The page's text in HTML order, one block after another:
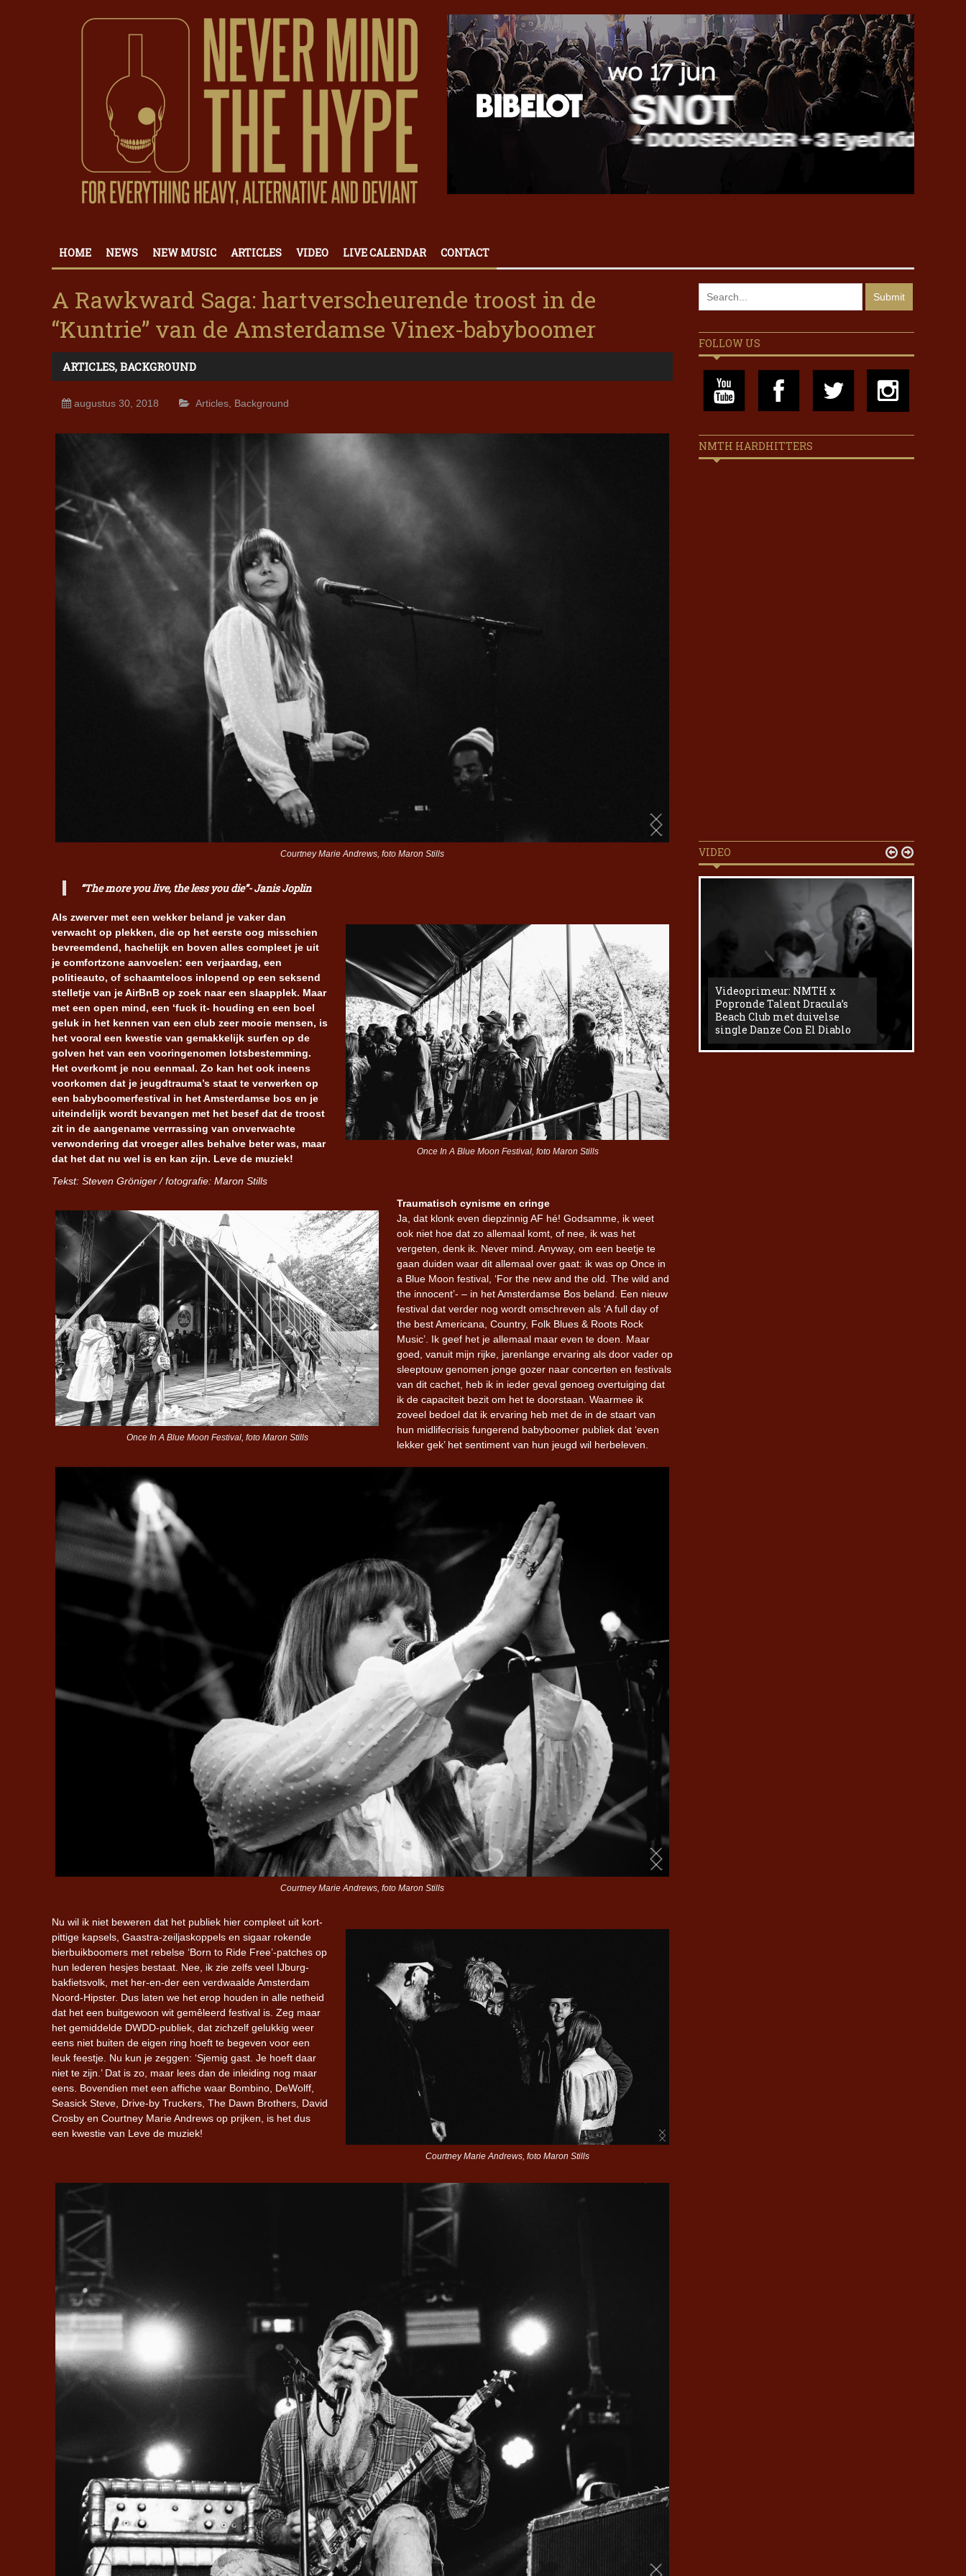
HOME NEWS NEW MUSIC ARTICLES VIDEO LIVE CALENDAR CONTACT
A Rawkward Saga: hartverscheurende troost in de
“Kuntrie” van de Amsterdamse Vinex-babyboomer
ARTICLES, BACKGROUND
augustus 30, 2018 Articles Background
Courtney Marie Andrews, foto Maron Stills
“The more you live, the less you die”- Janis Joplin
Once In A Blue Moon Festival, foto Maron Stills
Als zwerver met een wekker beland je vaker dan
verwacht op plekken, die op het eerste oog misschien
bevreemdend, hachelijk en boven alles compleet je uit
je comfortzone aanvoelen: een verjaardag, een
politieauto, of schaamteloos inlopend op een seksend
stelletje van je AirBnB op zoek naar een slaapplek. Maar
met een open mind, een ‘fuck it- houding en een boel
geluk in het kennen van een club zeer mooie mensen, is
het vooral een kwestie van gemakkelijk surfen op de
golven het van een vooringenomen lotsbestemming.
Het overkomt je nou eenmaal. Zo kan het ook ineens
voorkomen dat je jeugdtrauma’s staat te verwerken op
een babyboomerfestival in het Amsterdamse bos en je
uiteindelijk wordt bevangen met het besef dat de troost
zit in de aangename verrrassing van onverwachte
verwondering dat vroeger alles behalve beter was, maar
dat het dat nu wel is en kan zijn. Leve de muziek!
Tekst: Steven Gröniger / fotografie: Maron Stills
Once In A Blue Moon Festival, foto Maron Stills
Traumatisch cynisme en cringe
Ja, dat klonk even diepzinnig AF hé! Godsamme, ik weet
ook niet hoe dat zo allemaal komt, of nee, ik was het
vergeten, denk ik. Never mind. Anyway, om een beetje te
gaan duiden waar dit allemaal over gaat: ik was op Once in
a Blue Moon festival, ‘For the new and the old. The wild and
the innocent’- – in het Amsterdamse Bos beland. Een nieuw
festival dat verder nog wordt omschreven als ‘A full day of
the best Americana, Country, Folk Blues & Roots Rock
Music’. Ik geef het je allemaal maar even te doen. Maar
goed, vanuit mijn rijke, jarenlange ervaring als door vader op
sleeptouw genomen jonge gozer naar concerten en festivals
van dit cachet, heb ik in ieder geval genoeg overtuiging dat
ik de capaciteit bezit om het te doorstaan. Waarmee ik
zoveel bedoel dat ik ervaring heb met de in de staart van
hun midlifecrisis fungerend babyboomer publiek dat ‘even
lekker gek’ het sentiment van hun jeugd wil herbeleven.
Courtney Marie Andrews, foto Maron Stills
Courtney Marie Andrews, foto Maron Stills
Nu wil ik niet beweren dat het publiek hier compleet uit kort-
pittige kapsels, Gaastra-zeiljaskoppels en sigaar rokende
bierbuikboomers met rebelse ‘Born to Ride Free’-patches op
hun lederen hesjes bestaat. Nee, ik zie zelfs veel IJburg-
bakfietsvolk, met her-en-der een verdwaalde Amsterdam
Noord-Hipster. Dus laten we het erop houden in alle netheid
dat het een buitgewoon wit gemêleerd festival is. Zeg maar
het gemiddelde DWDD-publiek, dat zichzelf gelukkig weer
eens niet buiten de eigen ring hoeft te begeven voor een
leuk feestje. Nu kun je zeggen: ‘Sjemig gast. Je hoeft daar
niet te zijn.’ Dat is zo, maar lees dan de inleiding nog maar
eens. Bovendien met een affiche waar Bombino, DeWolff,
Seasick Steve, Drive-by Truckers, The Dawn Brothers, David
Crosby en Courtney Marie Andrews op prijken, is het dus
een kwestie van Leve de muziek!
FOLLOW US
NMTH HARDHITTERS
VIDEO
Iron Jinn doopt vers epos The
Futurist en munt Reich and
Roll-stijl
Videoprimeur: NMTH x
Popronde Talent Dracula’s
Beach Club met duivelse
single Danze Con El Diablo
 